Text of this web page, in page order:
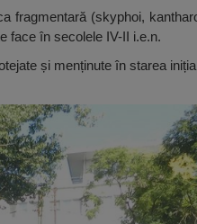
fragmentară (skyphoi,
face în secolele IV-II i.e.n.
și menținute în starea